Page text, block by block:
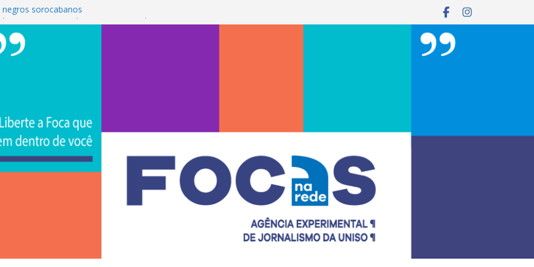
sorocabanos
a terceira artista do #ConviteMPB do
Brasil 2026 promove integração, ciência e
Uniso